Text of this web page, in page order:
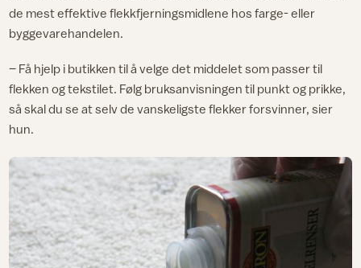
de mest effektive flekkfjerningsmidlene hos farge- eller
byggevarehandelen.
– Få hjelp i butikken til å velge det middelet som passer til
flekken og tekstilet. Følg bruksanvisningen til punkt og prikke,
så skal du se at selv de vanskeligste flekker forsvinner, sier
hun.